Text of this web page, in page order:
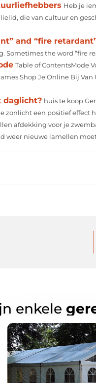
Heb je
die van cultuur en
and “fire
Sometimes the word “fire
Table of ContentsMode
Shop Je Online Bij
daglicht? huis te koop
zonlicht een positief effect
afdekking voor je
weer nieuwe lamellen
enkele